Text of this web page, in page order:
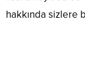
hakkında sizlere